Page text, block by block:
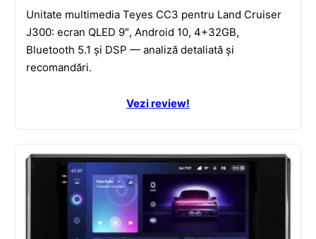
Unitate multimedia Teyes CC3 pentru Land Cruiser
J300: ecran QLED 9″, Android 10, 4+32GB,
Bluetooth 5.1 și DSP — analiză detaliată și
recomandări.
Vezi review!